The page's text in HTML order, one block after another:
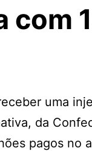
com
uma
da
pagos no